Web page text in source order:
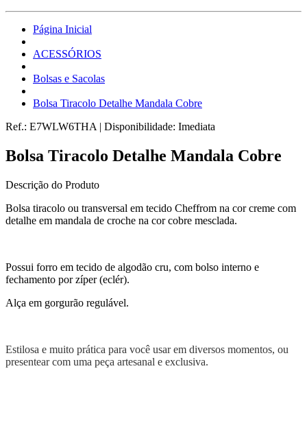
Página Inicial
ACESSÓRIOS
Bolsas e Sacolas
Bolsa Tiracolo Detalhe Mandala Cobre
Ref.: E7WLW6THA | Disponibilidade: Imediata
Bolsa Tiracolo Detalhe Mandala Cobre
Descrição do Produto
Bolsa tiracolo ou transversal em tecido Cheffrom na cor creme com
detalhe em mandala de croche na cor cobre mesclada.
Possui forro em tecido de algodão cru, com bolso interno e
fechamento por zíper (eclér).
Alça em gorgurão regulável.
Estilosa e muito prática para você usar em diversos momentos, ou
presentear com uma peça artesanal e exclusiva.